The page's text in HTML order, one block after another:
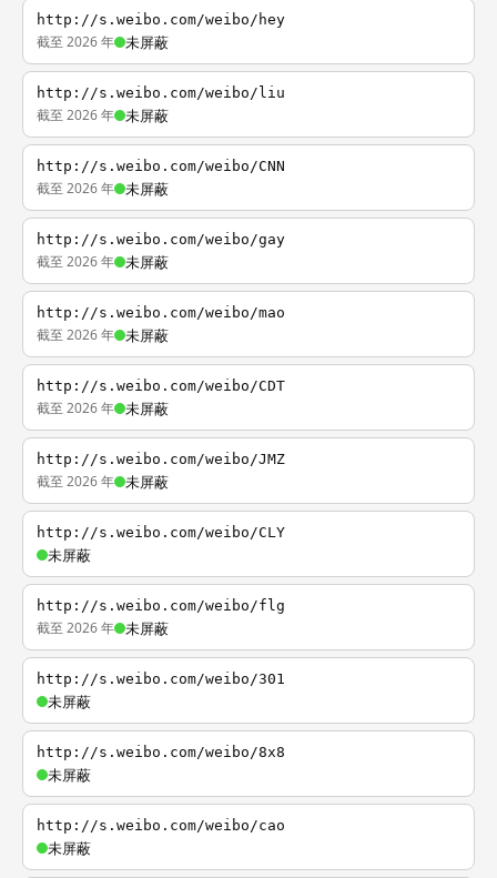
http://s.weibo.com/weibo/hey
截至 2026 年 未屏蔽
http://s.weibo.com/weibo/liu
截至 2026 年 未屏蔽
http://s.weibo.com/weibo/CNN
截至 2026 年 未屏蔽
http://s.weibo.com/weibo/gay
截至 2026 年 未屏蔽
http://s.weibo.com/weibo/mao
截至 2026 年 未屏蔽
http://s.weibo.com/weibo/CDT
截至 2026 年 未屏蔽
http://s.weibo.com/weibo/JMZ
截至 2026 年 未屏蔽
http://s.weibo.com/weibo/CLY
未屏蔽
http://s.weibo.com/weibo/flg
截至 2026 年 未屏蔽
http://s.weibo.com/weibo/301
未屏蔽
http://s.weibo.com/weibo/8x8
未屏蔽
http://s.weibo.com/weibo/cao
未屏蔽